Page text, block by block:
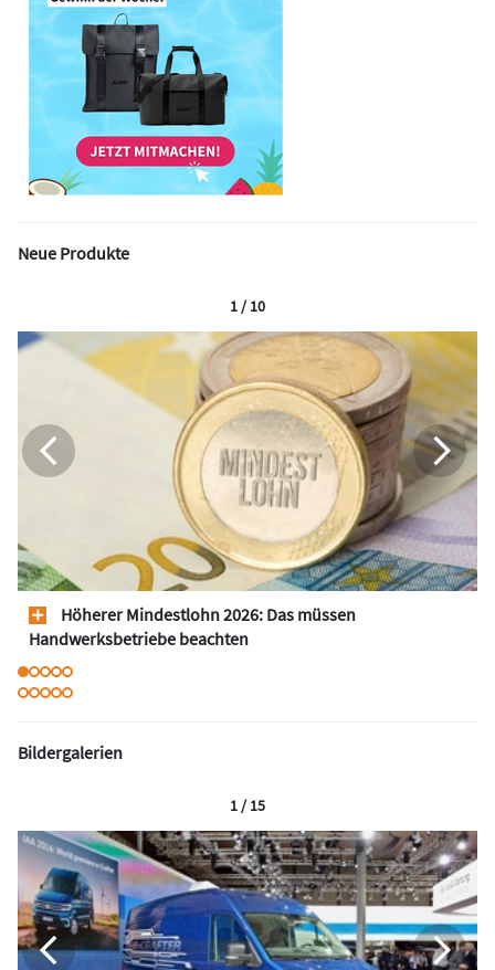
Neue Produkte
Höherer Mindestlohn 2026: Das müssen
Handwerksbetriebe beachten
1 / 10
Bildergalerien
1 / 15